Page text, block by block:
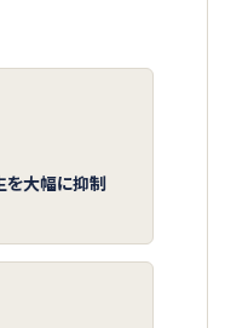
を大幅に抑制